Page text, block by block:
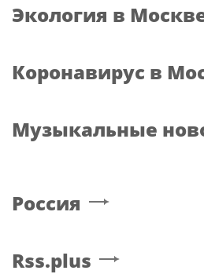
Экология в
Коронавирус в
Музыкальные
Россия
Rss.plus